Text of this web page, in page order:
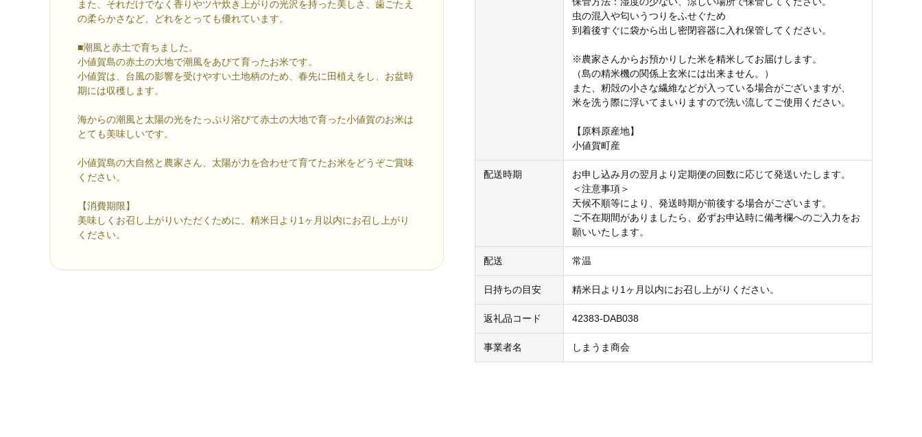
また、それだけでなく香りやツヤ炊き上がりの光沢を持った美しさ、歯ごたえ
の柔らかさなど、どれをとっても優れています。
■潮風と赤土で育ちました。
小値賀島の赤土の大地で潮風をあびて育ったお米です。
小値賀は、台風の影響を受けやすい土地柄のため、春先に田植えをし、お盆時
期には収穫します。
海からの潮風と太陽の光をたっぷり浴びて赤土の大地で育った小値賀のお米は
とても美味しいです。
小値賀島の大自然と農家さん、太陽が力を合わせて育てたお米をどうぞご賞味
ください。
【消費期限】
美味しくお召し上がりいただくために、精米日より1ヶ月以内にお召し上がり
ください。
虫の混入や匂いうつりをふせぐため
到着後すぐに袋から出し密閉容器に入れ保管してください。
※農家さんからお預かりした米を精米してお届けします。
（島の精米機の関係上玄米には出来ません。）
また、籾殻の小さな繊維などが入っている場合がございますが、
米を洗う際に浮いてまいりますので洗い流してご使用ください。
【原料原産地】
小値賀町産
配送時期
お申し込み月の翌月より定期便の回数に応じて発送いたします。
＜注意事項＞
天候不順等により、発送時期が前後する場合がございます。
ご不在期間がありましたら、必ずお申込時に備考欄へのご入力をお
願いいたします。
配送 常温
日持ちの目安 精米日より1ヶ月以内にお召し上がりください。
返礼品コード 42383-DAB038
事業者名 しまうま商会